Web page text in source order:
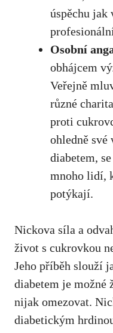
⁢úspěchu jak
Osobní
obhájcem
Veřejně
⁤různé⁣
proti
ohledně své
diabetem,
mnoho lidí,
potýkají.
Nickova síla a‍
život‌ s cukrovkou
Jeho příběh slouží
diabetem je možné
nijak ‍omezovat.
diabetickým